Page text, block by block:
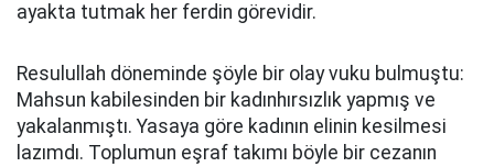
ayakta tutmak her ferdin görevidir.
Resulullah döneminde şöyle bir olay vuku bulmuştu:
Mahsun kabilesinden bir kadınhırsızlık yapmış ve
yakalanmıştı. Yasaya göre kadının elinin kesilmesi
lazımdı. Toplumun eşraf takımı böyle bir cezanın